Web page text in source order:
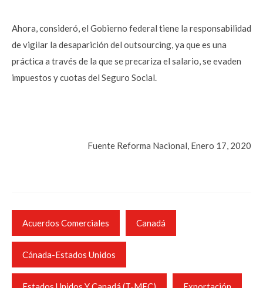
Ahora, consideró, el Gobierno federal tiene la responsabilidad
de vigilar la desaparición del outsourcing, ya que es una
práctica a través de la que se precariza el salario, se evaden
impuestos y cuotas del Seguro Social.
Fuente Reforma Nacional, Enero 17, 2020
Acuerdos Comerciales Canadá
Cánada-Estados Unidos